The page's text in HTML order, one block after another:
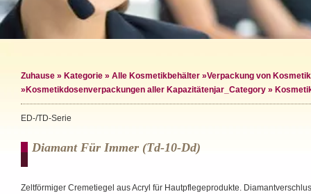
Zuhause » Kategorie » Alle Kosmetikbehälter »Verpackung von
» Kosmetikdosenverpackungen aller Kapazitätenjar_Category »
ED-/TD-Serie
Diamant Für Immer (td-10-Dd)
Zeltförmiger Cremetiegel aus Acryl für Hautpflegeprodukte.